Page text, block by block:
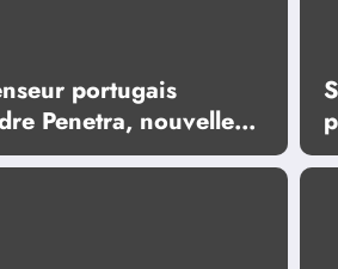
portugais
Penetra, nouvelle
d’un projet très